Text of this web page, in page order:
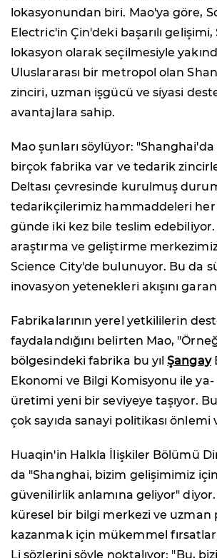
lokasyonundan biri. Mao'ya göre,
Electric'in Çin'deki başarılı gelişimi,
lokasyon olarak seçilmesiyle
Uluslararası bir metropol olan
zinciri, uzman işgücü ve siyasi
avantajlara sahip.
Mao şunları söylüyor:
birçok fabrika var ve tedarik
Deltası çevresinde kurulmuş
tedarikçilerimiz hammaddeleri her
günde iki kez bile teslim
araştırma ve geliştirme
Science City'de bulunuyor. Bu da
inovasyon yetenekleri akışını
Fabrikalarının yerel yetkililerin
faydalandığını belirten Mao,
bölgesindeki fabrika bu yılŞangay
Ekonomi ve Bilgi Komisyonu ile ya-
üretimi yeni bir seviyeye taşıyor.
çok sayıda sanayi politikası önlemi
Huaqin'in Halkla İlişkiler Bölümü
da "Shanghai, bizim gelişimimiz
güvenilirlik anlamına geliyor"
küresel bir bilgi merkezi ve uzman
kazanmak için mükemmel
Li sözlerini şöyle noktalıyor: "Bu,